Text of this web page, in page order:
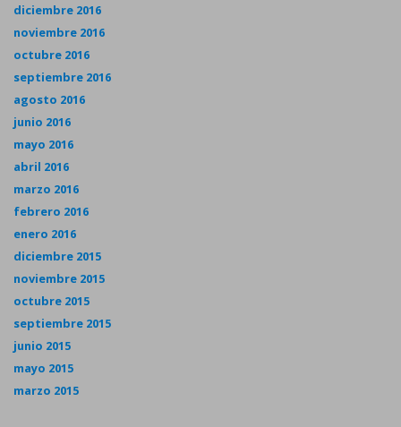
diciembre 2016
noviembre 2016
octubre 2016
septiembre 2016
agosto 2016
junio 2016
mayo 2016
abril 2016
marzo 2016
febrero 2016
enero 2016
diciembre 2015
noviembre 2015
octubre 2015
septiembre 2015
junio 2015
mayo 2015
marzo 2015